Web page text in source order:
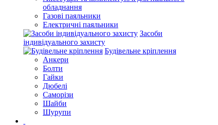
обладнання
Газові паяльники
Електричні паяльники
Засоби
індивідуального захисту
Будівельне кріплення
Анкери
Болти
Гайки
Дюбелі
Саморізи
Шайби
Шурупи